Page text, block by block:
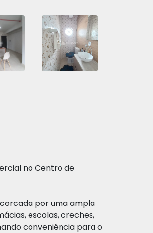
no Centro de
por uma ampla
escolas, creches,
conveniência para o